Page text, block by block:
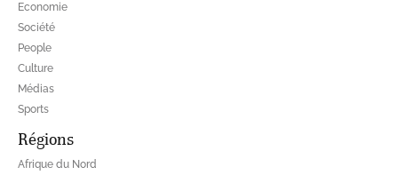
Economie
Société
People
Culture
Médias
Sports
Régions
Afrique du Nord